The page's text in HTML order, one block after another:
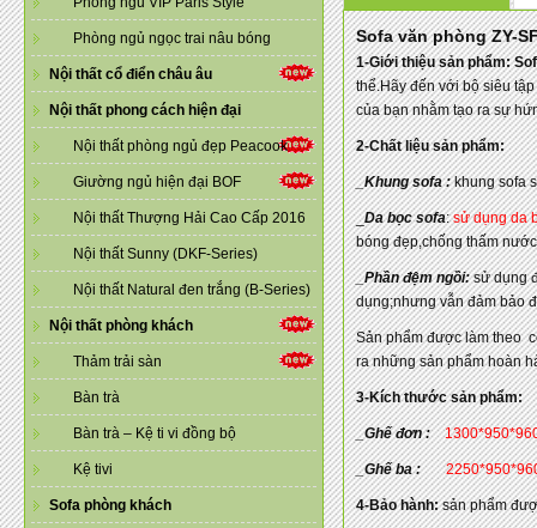
Phòng ngủ ngọc trai nâu bóng
Nội thất cổ điển châu âu
Nội thất phong cách hiện đại
Nội thất phòng ngủ đẹp Peacook
Giường ngủ hiện đại BOF
Nội thất Thượng Hải Cao Cấp 2016
Nội thất Sunny (DKF-Series)
Nội thất Natural đen trắng (B-Series)
Nội thất phòng khách
Thảm trải sàn
Bàn trà
Bàn trà – Kệ ti vi đồng bộ
Kệ tivi
Sofa phòng khách
Sofa văn phòng ZY-
1-Giới thiệu sản phẩm:
thể.Hãy đến với bộ siêu
của bạn nhằm tạo ra sự
2-Chất liệu sản phẩm:
_Khung sofa :khung sofa
_Da bọc sofa:sử dụng da
bóng đẹp,chống thấm
_Phần đệm ngồi:sử dụng
dụng;nhưng vẫn đảm bảo
Sản phẩm được làm theo
ra những sản phẩm hoàn
3-Kích thước sản phẩm:
_Ghế đơn :
_Ghế ba :
4-Bảo hành:sản phẩm